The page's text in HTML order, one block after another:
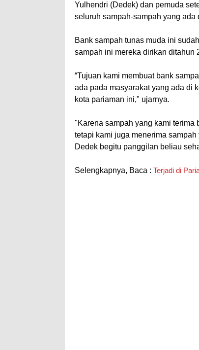
Yulhendri (Dedek) dan pemuda
seluruh sampah-sampah yang
Bank sampah tunas muda ini
sampah ini mereka dirikan ditahun
“Tujuan kami membuat bank
ada pada masyarakat yang ada di
kota pariaman ini," ujarnya.
"Karena sampah yang kami terima
tetapi kami juga menerima
Dedek begitu panggilan beliau
Selengkapnya, Baca : Terjadi di